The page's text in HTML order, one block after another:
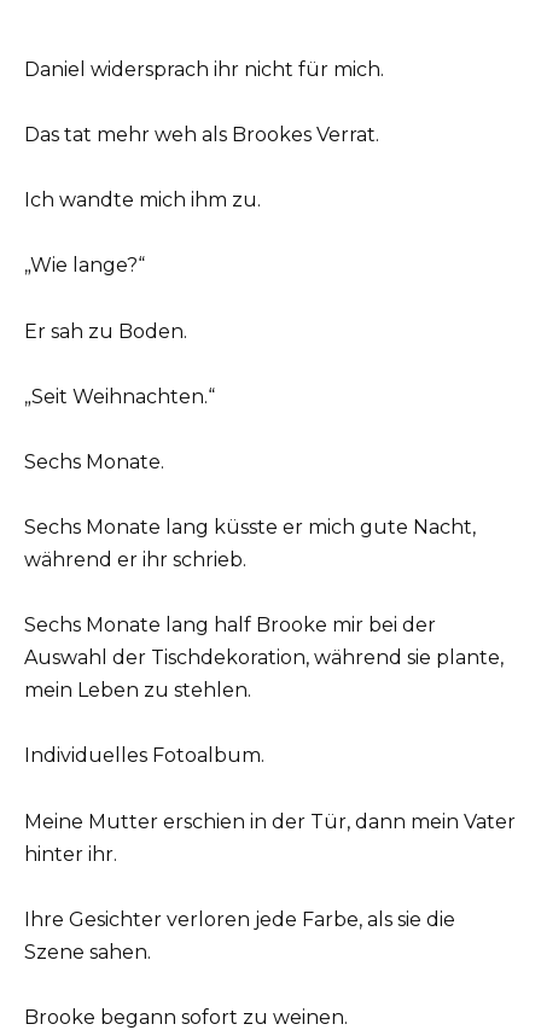
Daniel widersprach ihr nicht für mich.
Das tat mehr weh als Brookes Verrat.
Ich wandte mich ihm zu.
„Wie lange?“
Er sah zu Boden.
„Seit Weihnachten.“
Sechs Monate.
Sechs Monate lang küsste er mich gute Nacht,
während er ihr schrieb.
Sechs Monate lang half Brooke mir bei der
Auswahl der Tischdekoration, während sie plante,
mein Leben zu stehlen.
Individuelles Fotoalbum.
Meine Mutter erschien in der Tür, dann mein Vater
hinter ihr.
Ihre Gesichter verloren jede Farbe, als sie die
Szene sahen.
Brooke begann sofort zu weinen.